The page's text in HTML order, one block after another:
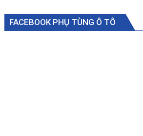
FACEBOOK PHỤ TÙNG Ô TÔ